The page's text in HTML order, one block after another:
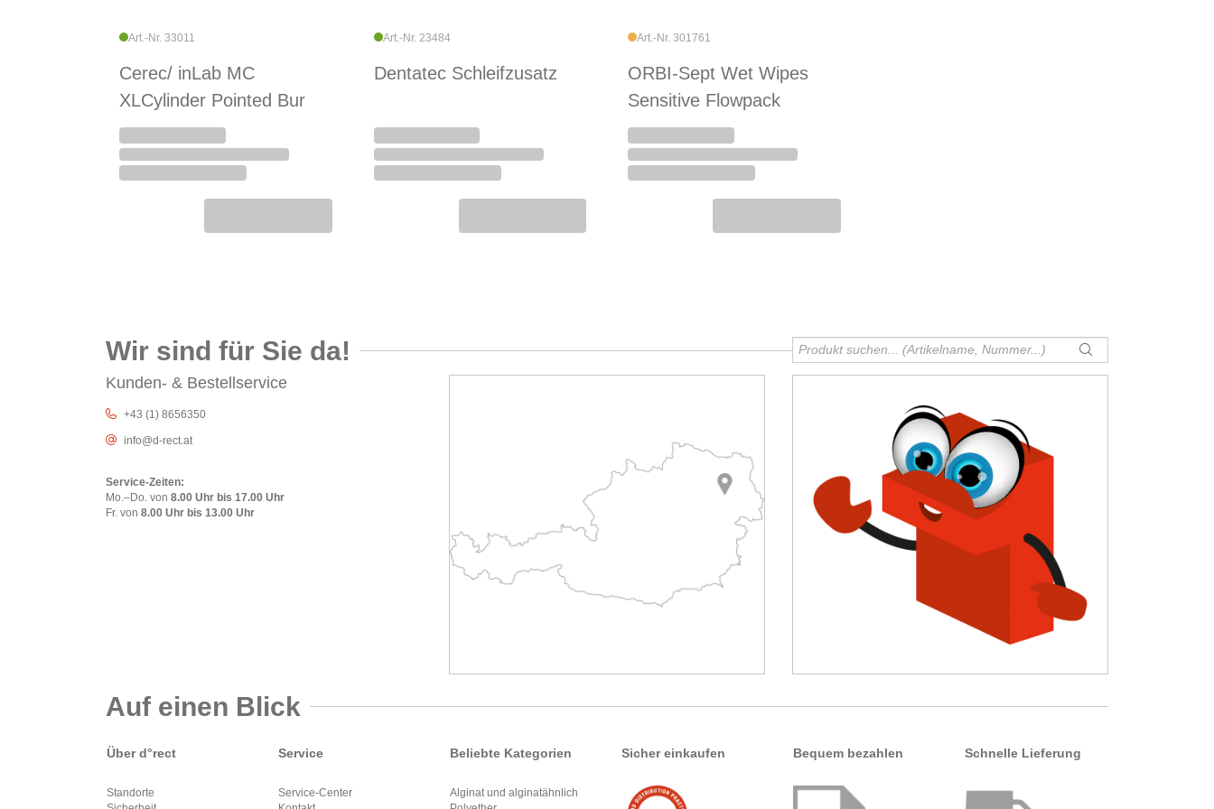
Art.-Nr. 33011
Cerec/ inLab MC
XLCylinder Pointed Bur
Art.-Nr. 23484
Dentatec Schleifzusatz
Art.-Nr. 301761
ORBI-Sept Wet Wipes
Sensitive Flowpack
Wir sind für Sie da!
Kunden- & Bestellservice
+43 (1) 8656350
info@d-rect.at
Service-Zeiten:
Mo.–Do. von 8.00 Uhr bis 17.00 Uhr
Fr. von 8.00 Uhr bis 13.00 Uhr
Auf einen Blick
Über d°rect
Standorte
Service
Service-Center
Beliebte Kategorien
Alginat und alginatähnlich
Sicher einkaufen Bequem bezahlen Schnelle Lieferung